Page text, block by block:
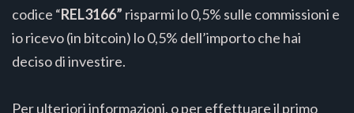
codice “REL3166” risparmi lo 0,5% sulle commissioni e
io ricevo (in bitcoin) lo 0,5% dell’importo che hai
deciso di investire.
Per ulteriori informazioni, o per effettuare il primo